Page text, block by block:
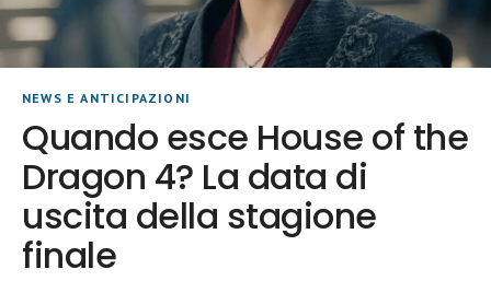
NEWS E ANTICIPAZIONI
Quando esce House of the
Dragon 4? La data di
uscita della stagione
finale